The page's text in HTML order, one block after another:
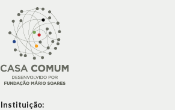
Instituição: